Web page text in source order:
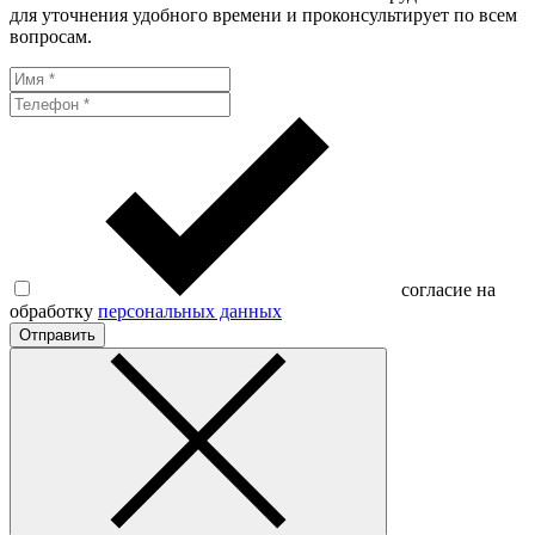
для уточнения удобного времени и проконсультирует по всем
вопросам.
согласие на
обработку персональных данных
Отправить